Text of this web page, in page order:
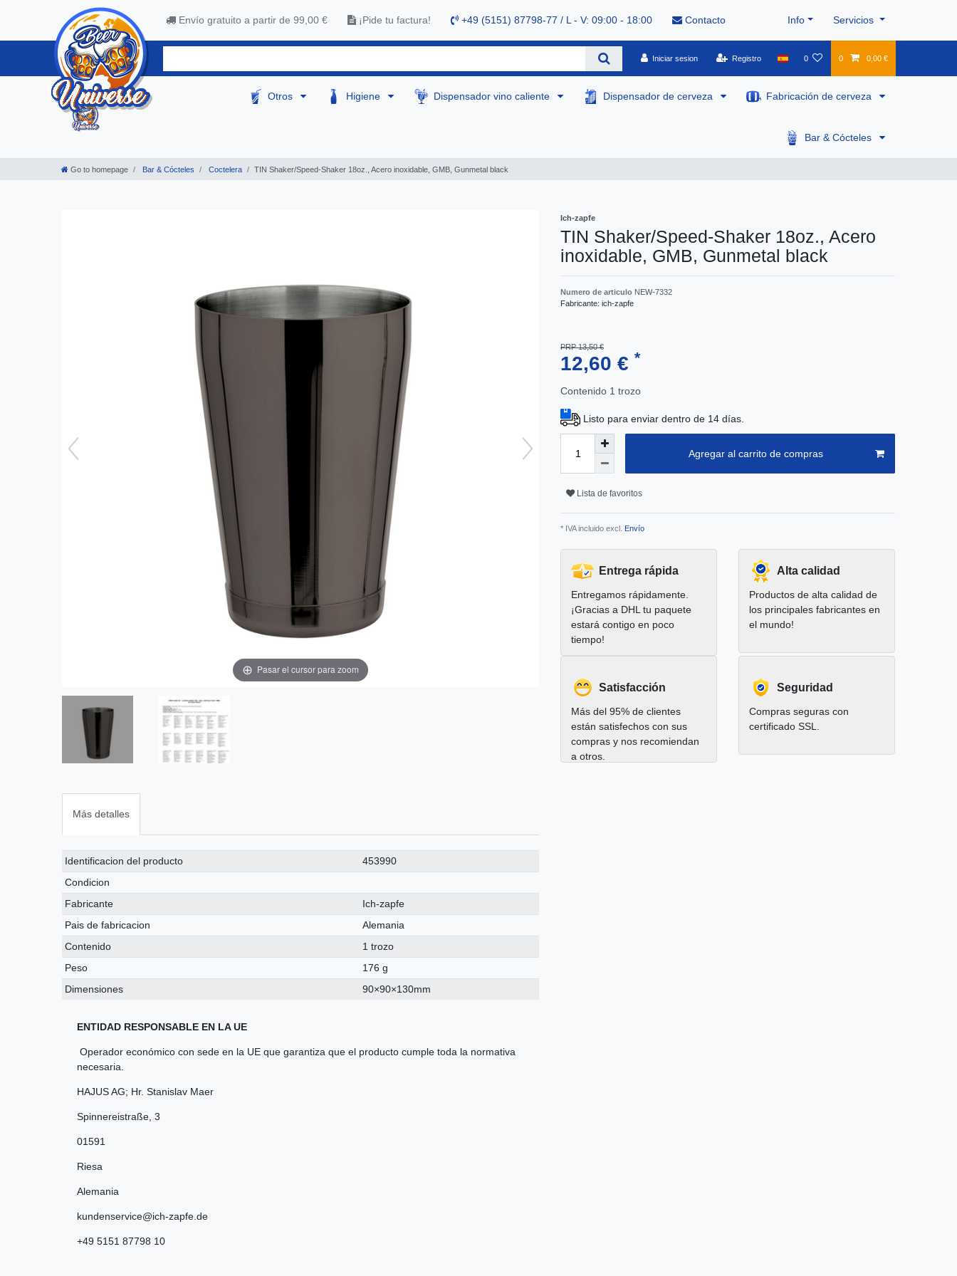
Envío gratuito a partir de 99,00 € ¡Pide tu factura! +49 (5151) 87798-77 / L - V: 09:00 - 18:00 Contacto Info Servicios
Iniciar sesion Registro 0 0 0,00 €
Otros Higiene Dispensador vino caliente Dispensador de cerveza Fabricación de cerveza
Bar & Cócteles
Go to homepage Bar & Cócteles Coctelera TIN Shaker/Speed-Shaker 18oz., Acero inoxidable, GMB, Gunmetal black
Pasar el cursor para zoom
Más detalles
Ceres::Template.singleItemTechnicalDataAttribute
Ceres::Template.singleItemTechnicalDataValue
Identificacion del producto
453990
Condicion
Fabricante
Ich-zapfe
Pais de fabricacion
Alemania
Contenido
1 trozo
Peso
176 g
Dimensiones
90×90×130mm
ENTIDAD RESPONSABLE EN LA UE
Operador económico con sede en la UE que garantiza que el producto cumple toda la normativa
necesaria.
HAJUS AG; Hr. Stanislav Maer
Spinnereistraße 3
01591
Riesa
Alemania
kundenservice@ich-zapfe.de
+49 5151 87798 10
Ich-zapfe
TIN Shaker/Speed-Shaker 18oz., Acero
inoxidable, GMB, Gunmetal black
Numero de articulo NEW-7332
Fabricante: ich-zapfe
PRP 13,50 €
12,60 € *
Contenido 1 trozo
Listo para enviar dentro de 14 días.
Agregar al carrito de compras
Lista de favoritos
* IVA incluido excl. Envío
Entrega rápida
Entregamos rápidamente.
¡Gracias a DHL tu paquete
estará contigo en poco
tiempo!
Alta calidad
Productos de alta calidad de
los principales fabricantes en
el mundo!
Satisfacción
Más del 95% de clientes
están satisfechos con sus
compras y nos recomiendan
a otros.
Seguridad
Compras seguras con
certificado SSL.